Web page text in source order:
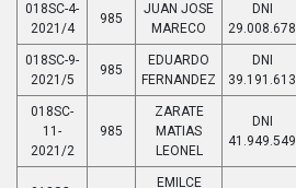
018SC-4-
2021/4
985
JUAN JOSE
MARECO
DNI
29.008.678
018SC-9-
2021/5
985
EDUARDO
FERNANDEZ
DNI
39.191.613
018SC-
11-
2021/2
985
ZARATE
MATIAS
LEONEL
DNI
41.949.549
EMILCE